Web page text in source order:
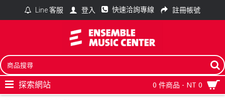
Line 客服 登入 快速洽詢專線 註冊帳號
0 件商品 - NT 0
探索網站